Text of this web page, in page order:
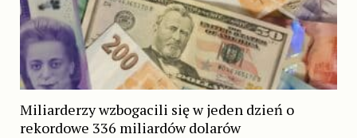
Miliarderzy wzbogacili się w jeden dzień o
rekordowe 336 miliardów dolarów